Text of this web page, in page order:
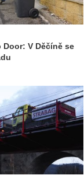
V Děčíně se